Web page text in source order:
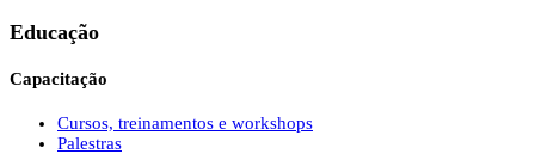
Educação
Capacitação
Cursos, treinamentos e workshops
Palestras